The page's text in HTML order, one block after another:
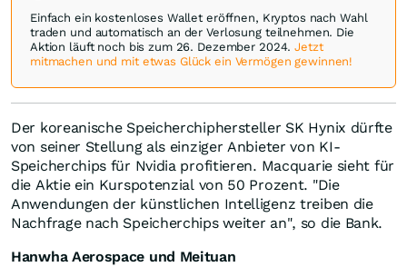
Einfach ein kostenloses Wallet eröffnen, Kryptos nach Wahl
traden und automatisch an der Verlosung teilnehmen. Die
Aktion läuft noch bis zum 26. Dezember 2024.Jetzt
mitmachen und mit etwas Glück ein Vermögen gewinnen!
Der koreanische Speicherchiphersteller SK Hynix dürfte
von seiner Stellung als einziger Anbieter von KI-
Speicherchips für Nvidia profitieren. Macquarie sieht für
die Aktie ein Kurspotenzial von 50 Prozent. "Die
Anwendungen der künstlichen Intelligenz treiben die
Nachfrage nach Speicherchips weiter an", so die Bank.
Hanwha Aerospace und Meituan